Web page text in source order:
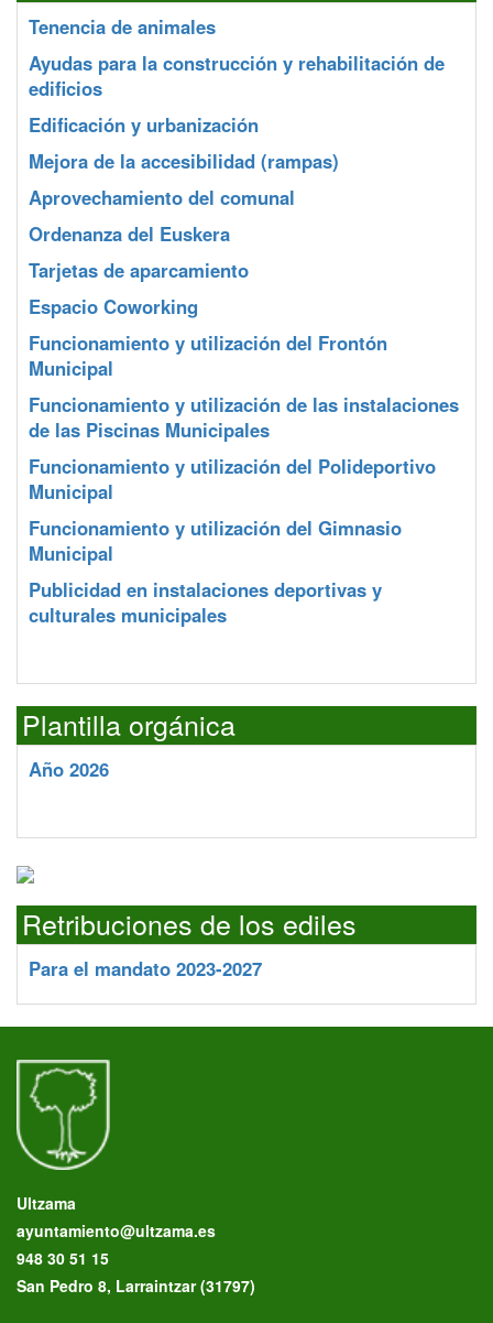
Tenencia de animales
Ayudas para la construcción y rehabilitación de
edificios
Edificación y urbanización
Mejora de la accesibilidad (rampas)
Aprovechamiento del comunal
Ordenanza del Euskera
Tarjetas de aparcamiento
Espacio Coworking
Funcionamiento y utilización del Frontón
Municipal
Funcionamiento y utilización de las instalaciones
de las Piscinas Municipales
Funcionamiento y utilización del Polideportivo
Municipal
Funcionamiento y utilización del Gimnasio
Municipal
Publicidad en instalaciones deportivas y
culturales municipales
Plantilla orgánica
Año 2026
Retribuciones de los ediles
Para el mandato 2023-2027
Ultzama
ayuntamiento@ultzama.es
948 30 51 15
San Pedro 8, Larraintzar (31797)